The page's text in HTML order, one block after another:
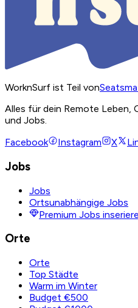
WorknSurf ist Teil von
Alles für dein Remote Leben,
und Jobs.
Facebook
Instagram X
Jobs
Jobs
Ortsunabhängige Jobs
Premium Jobs
Orte
Orte
Top Städte
Warm im Winter
Budget €500